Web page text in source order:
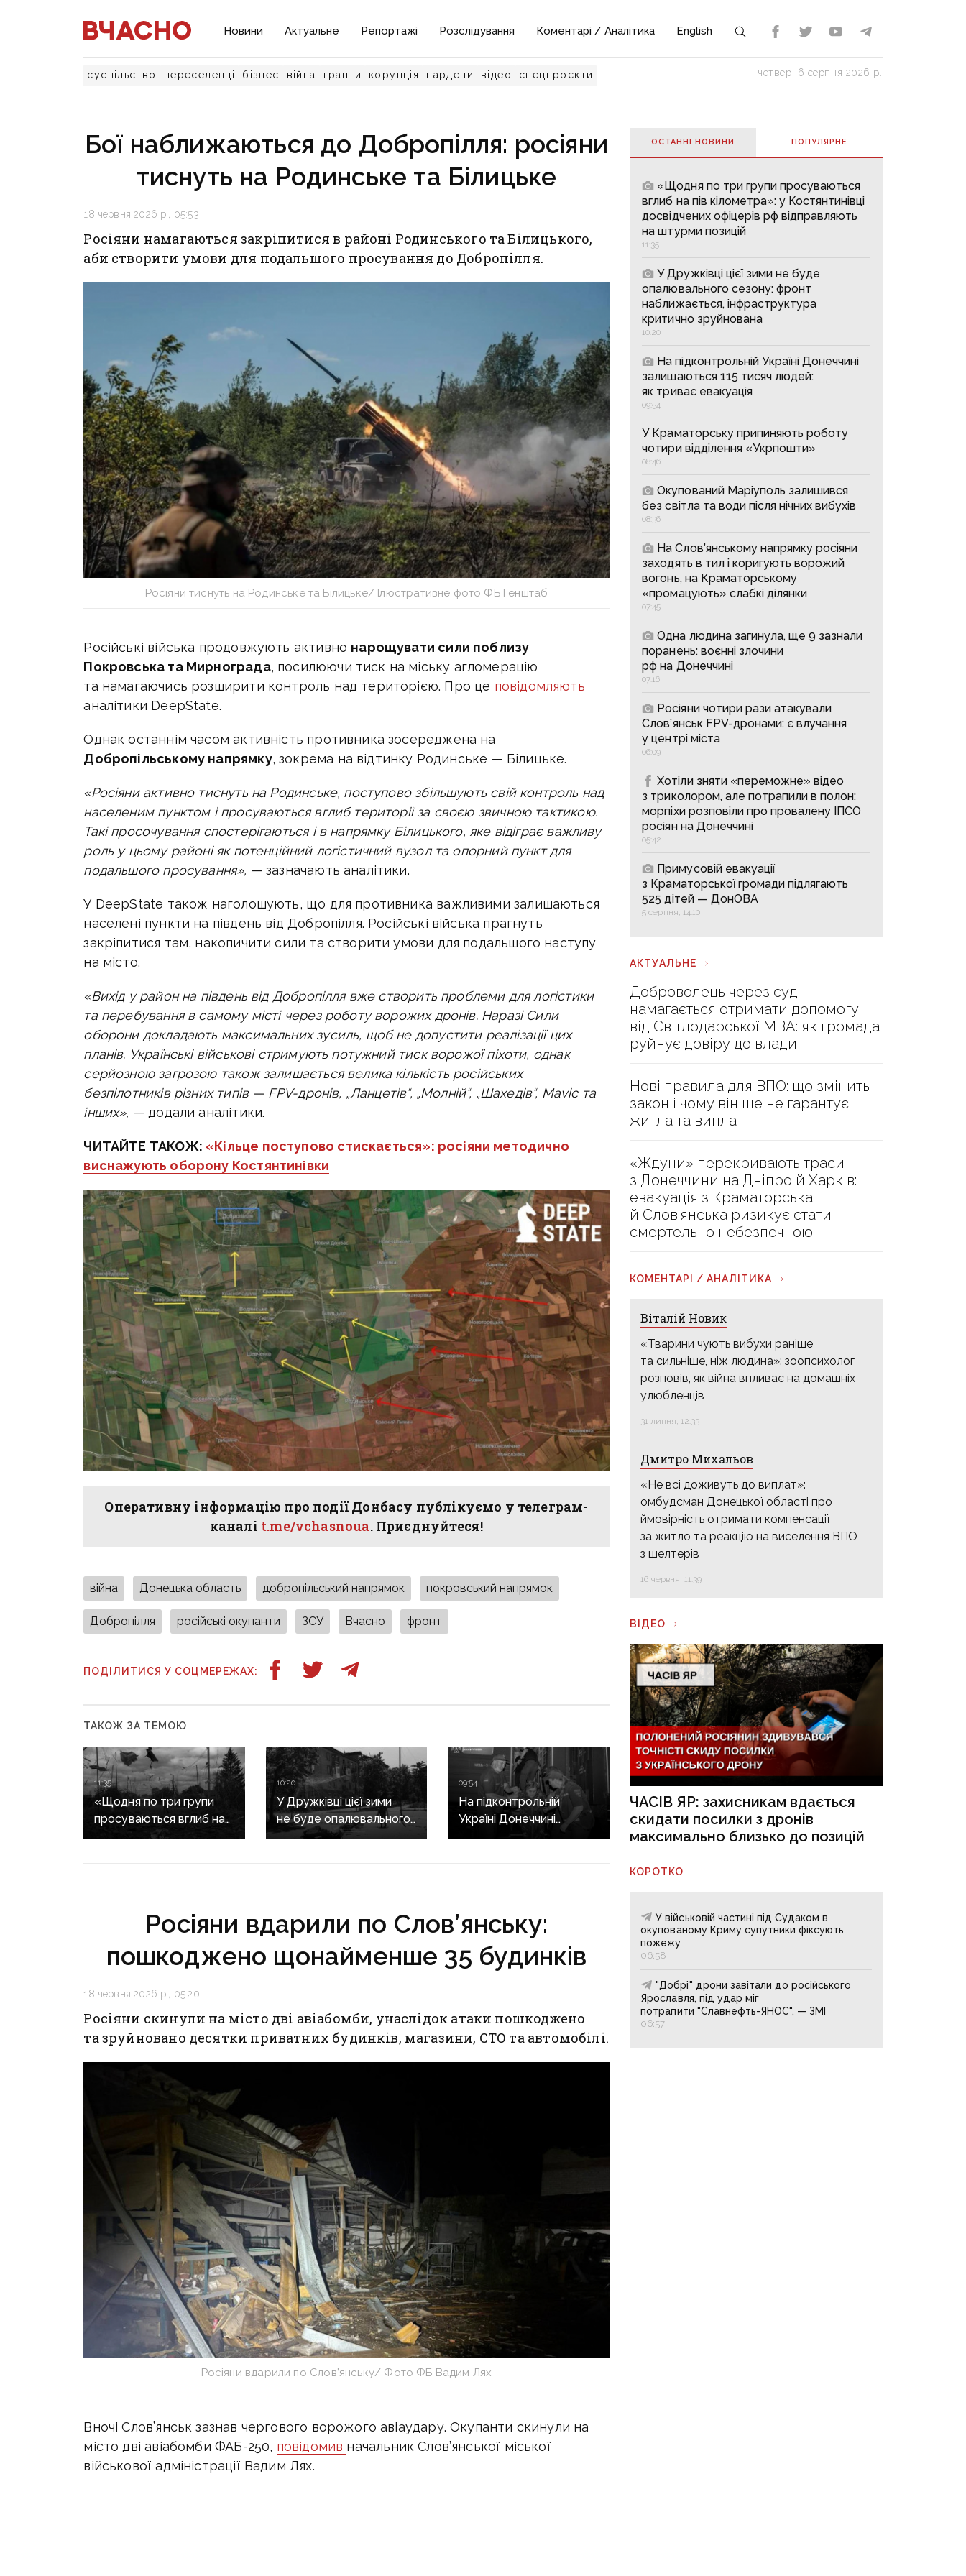
Новини Актуальне Репортажі Розслідування Коментарі / Аналітика English
суспільство переселенці бізнес війна гранти корупція нардепи відео спецпроєкти четвер, 6 серпня 2026 р.
Бої наближаються до Добропілля: росіяни
тиснуть на Родинське та Білицьке
18 червня 2026 р., 05:53
Росіяни намагаються закріпитися в районі Родинського та Білицького,
аби створити умови для подальшого просування до Добропілля.
Росіяни тиснуть на Родинське та Білицьке/ Ілюстративне фото ФБ Генштаб
Російські війська продовжують активно нарощувати сили поблизу
Покровська та Мирнограда, посилюючи тиск на міську агломерацію
та намагаючись розширити контроль над територією. Про це повідомляють
аналітики DeepState.
Однак останнім часом активність противника зосереджена на
Добропільському напрямку, зокрема на відтинку Родинське — Білицьке.
«Росіяни активно тиснуть на Родинське, поступово збільшують свій контроль над
населеним пунктом і просуваються вглиб території за своєю звичною тактикою.
Такі просочування спостерігаються і в напрямку Білицького, яке відіграє важливу
роль у цьому районі як потенційний логістичний вузол та опорний пункт для
подальшого просування», — зазначають аналітики.
У DeepState також наголошують, що для противника важливими залишаються
населені пункти на південь від Добропілля. Російські війська прагнуть
закріпитися там, накопичити сили та створити умови для подальшого наступу
на місто.
«Вихід у район на південь від Добропілля вже створить проблеми для логістики
та перебування в самому місті через роботу ворожих дронів. Наразі Сили
оборони докладають максимальних зусиль, щоб не допустити реалізації цих
планів. Українські військові стримують потужний тиск ворожої піхоти, однак
серйозною загрозою також залишається велика кількість російських
безпілотників різних типів — FPV-дронів, „Ланцетів“, „Молній“, „Шахедів“, Mavic та
інших», — додали аналітики.
ЧИТАЙТЕ ТАКОЖ: «Кільце поступово стискається»: росіяни методично
виснажують оборону Костянтинівки
Оперативну інформацію про події Донбасу публікуємо у телеграм-
каналі t.me/vchasnoua. Приєднуйтеся!
війна Донецька область добропільський напрямок покровський напрямок
Добропілля російські окупанти ЗСУ Вчасно фронт
ПОДІЛИТИСЯ У СОЦМЕРЕЖАХ:
ТАКОЖ ЗА ТЕМОЮ
11:35
«Щодня по три групи
просуваються вглиб на
пів кілометра»:
10:20
У Дружківці цієї зими
не буде опалювального
сезону: фронт
09:54
На підконтрольній
Україні Донеччині
залишаються 115 тисяч
Росіяни вдарили по Слов’янську:
пошкоджено щонайменше 35 будинків
18 червня 2026 р., 05:20
Росіяни скинули на місто дві авіабомби, унаслідок атаки пошкоджено
та зруйновано десятки приватних будинків, магазини, СТО та автомобілі.
Росіяни вдарили по Слов’янську/ Фото ФБ Вадим Лях
Вночі Слов’янськ зазнав чергового ворожого авіаудару. Окупанти скинули на
місто дві авіабомби ФАБ-250, повідомив начальник Слов’янської міської
військової адміністрації Вадим Лях.
ОСТАННІ НОВИНИ ПОПУЛЯРНE
«Щодня по три групи просуваються
вглиб на пів кілометра»: у Костянтинівці
досвідчених офіцерів рф відправляють
на штурми позицій
11:35
У Дружківці цієї зими не буде
опалювального сезону: фронт
наближається, інфраструктура
критично зруйнована
10:20
На підконтрольній Україні Донеччині
залишаються 115 тисяч людей:
як триває евакуація
09:54
У Краматорську припиняють роботу
чотири відділення «Укрпошти»
08:46
Окупований Маріуполь залишився
без світла та води після нічних вибухів
08:36
На Слов’янському напрямку росіяни
заходять в тил і коригують ворожий
вогонь, на Краматорському
«промацують» слабкі ділянки
07:45
Одна людина загинула, ще 9 зазнали
поранень: воєнні злочини
рф на Донеччині
07:16
Росіяни чотири рази атакували
Слов’янськ FPV-дронами: є влучання
у центрі міста
06:09
Хотіли зняти «переможне» відео
з триколором, але потрапили в полон:
морпіхи розповіли про провалену ІПСО
росіян на Донеччині
05:42
Примусовій евакуації
з Краматорської громади підлягають
525 дітей — ДонОВА
5 серпня, 14:10
АКТУАЛЬНЕ
Доброволець через суд
намагається отримати допомогу
від Світлодарської МВА: як громада
руйнує довіру до влади
Нові правила для ВПО: що змінить
закон і чому він ще не гарантує
житла та виплат
«Ждуни» перекривають траси
з Донеччини на Дніпро й Харків:
евакуація з Краматорська
й Слов’янська ризикує стати
смертельно небезпечною
КОМЕНТАРІ / АНАЛІТИКА
Віталій Новик
«Тварини чують вибухи раніше
та сильніше, ніж людина»: зоопсихолог
розповів, як війна впливає на домашніх
улюбленців
31 липня, 12:33
Дмитро Михальов
«Не всі доживуть до виплат»:
омбудсман Донецької області про
ймовірність отримати компенсації
за житло та реакцію на виселення ВПО
з шелтерів
16 червня, 11:39
ВІДЕО
ЧАСІВ ЯР: захисникам вдається
скидати посилки з дронів
максимально близько до позицій
КОРОТКО
У військовій частині під Судаком в
окупованому Криму супутники фіксують
пожежу
06:58
"Добрі" дрони завітали до російського
Ярославля, під удар міг
потрапити "Славнефть-ЯНОС", — ЗМІ
06:57